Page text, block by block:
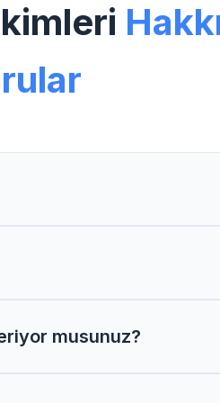
göre 2-6 hafta arasında
göre değişir. Size özel
musunuz?